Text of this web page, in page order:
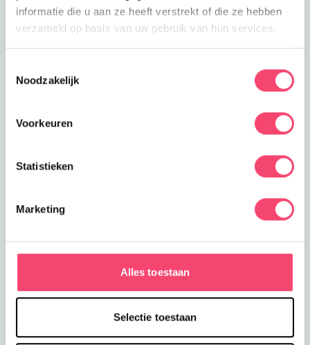
informatie die u aan ze heeft verstrekt of die ze hebben
verzameld op basis van uw gebruik van hun services.
Noodzakelijk
Voorkeuren
Statistieken
Marketing
Alles toestaan
Selectie toestaan
Hilversum Zomerspecial
De zomervakantie is hét moment om samen op pad te
gaan. In Hilversum en omgeving vind je volop leuke